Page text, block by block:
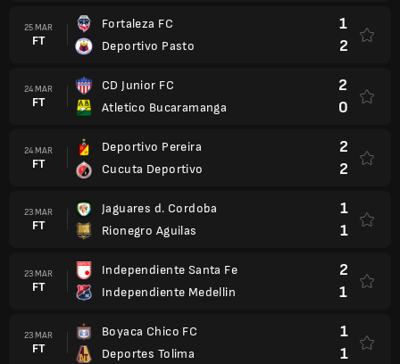
25 MAR
FT
Fortaleza FC
Deportivo Pasto
1
2
24 MAR
FT
CD Junior FC
Atletico Bucaramanga
2
0
24 MAR
FT
Deportivo Pereira
Cucuta Deportivo
2
2
23 MAR
FT
Jaguares d. Cordoba
Rionegro Aguilas
1
1
23 MAR
FT
Independiente Santa Fe
Independiente Medellin
2
1
23 MAR
FT
Boyaca Chico FC
Deportes Tolima
1
1